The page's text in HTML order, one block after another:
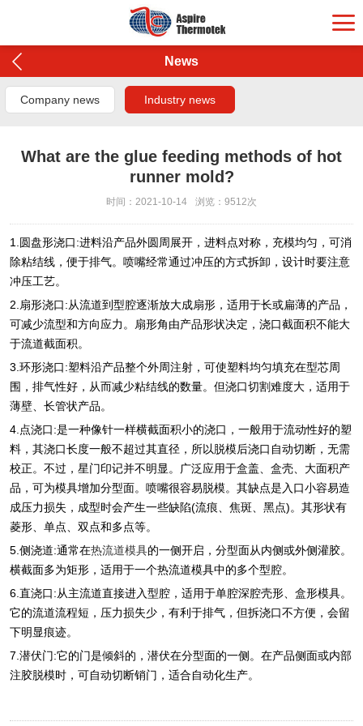
News
Company news Industry news
What are the glue feeding methods of hot
runner mold?
时间：2021-10-14 浏览：9512次
1.圆盘形浇口:进料沿产品外圆周展开，进料点对称，充模均匀，可消
除粘结线，便于排气。喷嘴经常通过冲压的方式拆卸，设计时要注意
冲压工艺。
2.扇形浇口:从流道到型腔逐渐放大成扇形，适用于长或扁薄的产品，
可减少流型和方向应力。扇形角由产品形状决定，浇口截面积不能大
于流道截面积。
3.环形浇口:塑料沿产品整个外周注射，可使塑料均匀填充在型芯周
围，排气性好，从而减少粘结线的数量。但浇口切割难度大，适用于
薄壁、长管状产品。
4.点浇口:是一种像针一样横截面积小的浇口，一般用于流动性好的塑
料，其浇口长度一般不超过其直径，所以脱模后浇口自动切断，无需
校正。不过，星门印记并不明显。广泛应用于盒盖、盒壳、大面积产
品，可为模具增加分型面。喷嘴很容易脱模。其缺点是入口小容易造
成压力损失，成型时会产生一些缺陷(流痕、焦斑、黑点)。其形状有
菱形、单点、双点和多点等。
5.侧浇道:通常在热流道模具的一侧开启，分型面从内侧或外侧灌胶。
横截面多为矩形，适用于一个热流道模具中的多个型腔。
6.直浇口:从主流道直接进入型腔，适用于单腔深腔壳形、盒形模具。
它的流道流程短，压力损失少，有利于排气，但拆浇口不方便，会留
下明显痕迹。
7.潜伏门:它的门是倾斜的，潜伏在分型面的一侧。在产品侧面或内部
注胶脱模时，可自动切断销门，适合自动化生产。